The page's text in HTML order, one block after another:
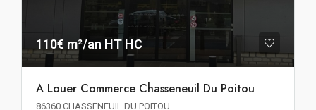
110€ m²/an HT HC
A Louer Commerce Chasseneuil Du Poitou
86360 CHASSENEUIL DU POITOU